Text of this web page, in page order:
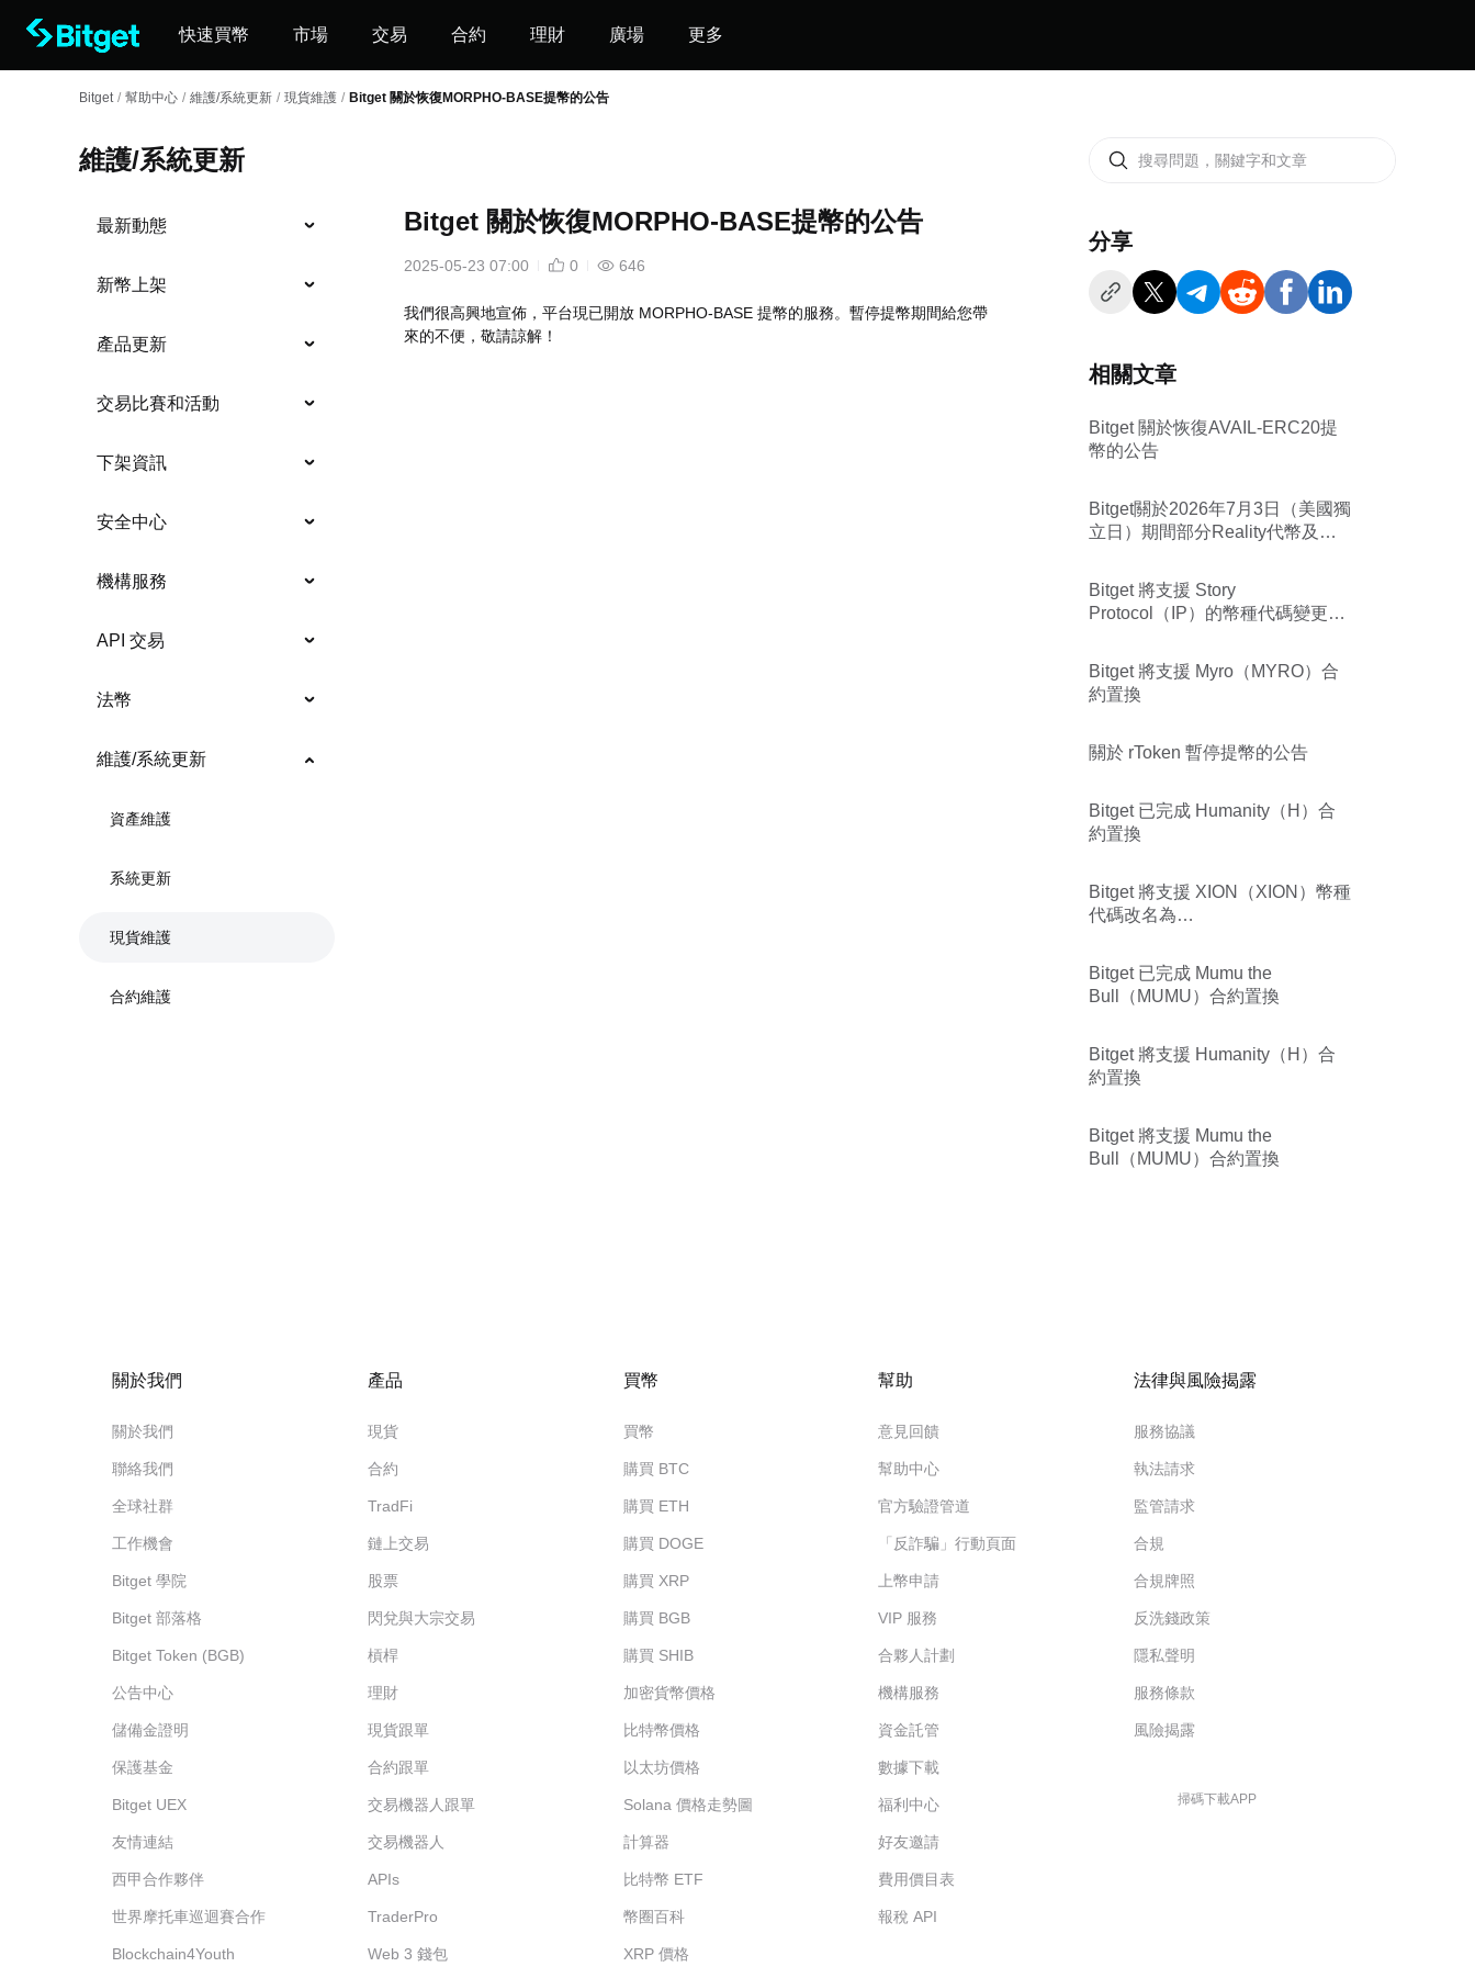
快速買幣 市場 交易 合約 理財 廣場 更多
Bitget / 幫助中心 / 維護/系統更新 / 現貨維護 / Bitget 關於恢復MORPHO-BASE提幣的公告
維護/系統更新
最新動態
新幣上架
產品更新
交易比賽和活動
下架資訊
安全中心
機構服務
API 交易
法幣
維護/系統更新
資產維護
系統更新
現貨維護
合約維護
Bitget 關於恢復MORPHO-BASE提幣的公告
2025-05-23 07:00 0 646
我們很高興地宣佈，平台現已開放 MORPHO-BASE 提幣的服務。暫停提幣期間給您帶
來的不便，敬請諒解！
分享
相關文章
Bitget 關於恢復AVAIL-ERC20提
幣的公告
Bitget關於2026年7月3日（美國獨
立日）期間部分Reality代幣及
Bitget 將支援 Story
Protocol（IP）的幣種代碼變更為
Bitget 將支援 Myro（MYRO）合
約置換
關於 rToken 暫停提幣的公告
Bitget 已完成 Humanity（H）合
約置換
Bitget 將支援 XION（XION）幣種
代碼改名為
Bitget 已完成 Mumu the
Bull（MUMU）合約置換
Bitget 將支援 Humanity（H）合
約置換
Bitget 將支援 Mumu the
Bull（MUMU）合約置換
關於我們
關於我們
聯絡我們
全球社群
工作機會
Bitget 學院
Bitget 部落格
Bitget Token (BGB)
公告中心
儲備金證明
保護基金
Bitget UEX
友情連結
西甲合作夥伴
世界摩托車巡迴賽合作
Blockchain4Youth
產品
現貨
合約
TradFi
鏈上交易
股票
閃兌與大宗交易
槓桿
理財
現貨跟單
合約跟單
交易機器人跟單
交易機器人
APIs
TraderPro
Web 3 錢包
買幣
買幣
購買 BTC
購買 ETH
購買 DOGE
購買 XRP
購買 BGB
購買 SHIB
加密貨幣價格
比特幣價格
以太坊價格
Solana 價格走勢圖
計算器
比特幣 ETF
幣圈百科
XRP 價格
幫助
意見回饋
幫助中心
官方驗證管道
「反詐騙」行動頁面
上幣申請
VIP 服務
合夥人計劃
機構服務
資金託管
數據下載
福利中心
好友邀請
費用價目表
報稅 API
法律與風險揭露
服務協議
執法請求
監管請求
合規
合規牌照
反洗錢政策
隱私聲明
服務條款
風險揭露
掃碼下載APP